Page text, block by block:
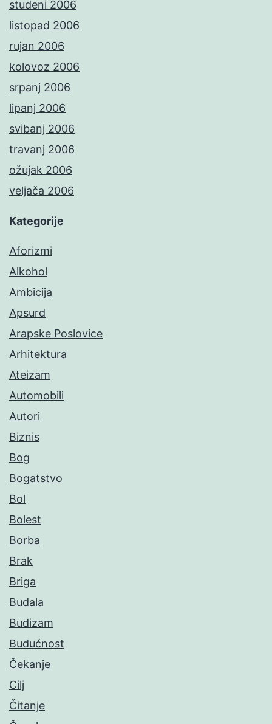
studeni 2006
listopad 2006
rujan 2006
kolovoz 2006
srpanj 2006
lipanj 2006
svibanj 2006
travanj 2006
ožujak 2006
veljača 2006
Kategorije
Aforizmi
Alkohol
Ambicija
Apsurd
Arapske Poslovice
Arhitektura
Ateizam
Automobili
Autori
Biznis
Bog
Bogatstvo
Bol
Bolest
Borba
Brak
Briga
Budala
Budizam
Budućnost
Čekanje
Cilj
Čitanje